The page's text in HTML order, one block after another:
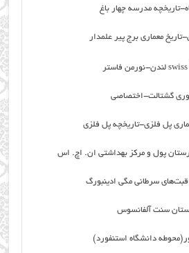
تاریخچه مدرسه چهار باغ
معماری برج پیر علمدار
گشتالت-اختصاصی
پل فلزی-تاریخچه پل فلزی
پول و مرکز بهداشتی ان. اچ. اس
سرطانی مگی ادینبورگ
سنت آلفانسوس
دانشگاه استنفورد)